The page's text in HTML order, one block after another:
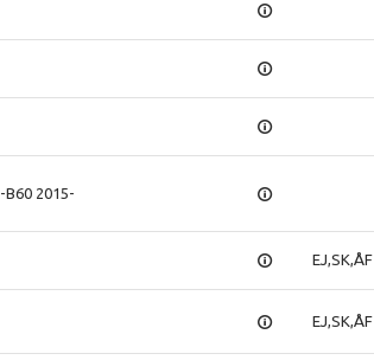
2015-
EJ,SK,ÅF
EJ,SK,ÅF